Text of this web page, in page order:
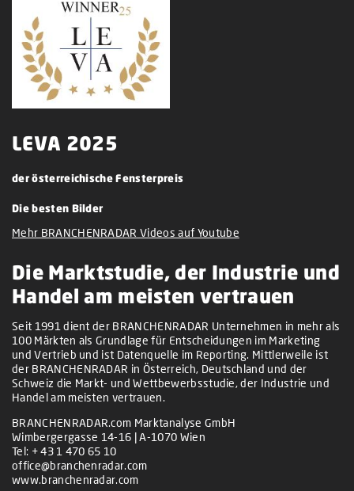
LEVA 2025
der österreichische Fensterpreis
Die besten Bilder
Mehr BRANCHENRADAR Videos auf Youtube
Die Marktstudie, der Industrie und
Handel am meisten vertrauen
Seit 1991 dient der BRANCHENRADAR Unternehmen in mehr als
100 Märkten als Grundlage für Entscheidungen im Marketing
und Vertrieb und ist Datenquelle im Reporting. Mittlerweile ist
der BRANCHENRADAR in Österreich, Deutschland und der
Schweiz die Markt- und Wettbewerbsstudie, der Industrie und
Handel am meisten vertrauen.
BRANCHENRADAR.com Marktanalyse GmbH
Wimbergergasse 14-16 | A-1070 Wien
Tel: + 43 1 470 65 10
office@branchenradar.com
www.branchenradar.com